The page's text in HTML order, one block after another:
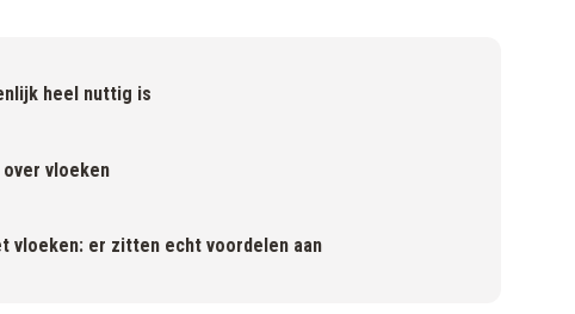
heel nuttig is
vloeken
vloeken: er zitten echt voordelen aan